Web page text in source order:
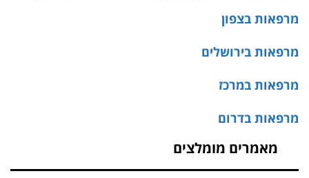
מרפאות בצפון
מרפאות בירושלים
מרפאות במרכז
מרפאות בדרום
מאמרים מומלצים